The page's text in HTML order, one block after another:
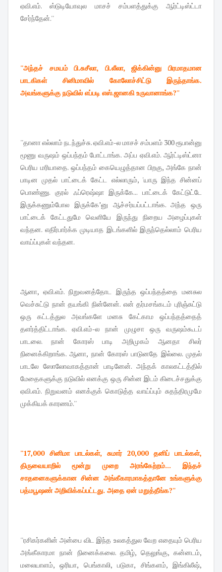
ஏவி.எம். ஸ்டுடியோவுல மாசச் சம்பளத்துக்கு ஆர்ட்டிஸ்ட்டா
சேர்ந்தேன்.''
''அந்தச் சமயம் பி.சுசீலா, பி.லீலா, ஜிக்கின்னு பிரமாதமான
பாடகிகள் சினிமாவில் கோலோச்சிட்டு இருந்தாங்க.
அவங்களுக்கு நடுவில் எப்படி எஸ்.ஜானகி உருவானாங்க?''
''தானா எல்லாம் நடந்துச்சு. ஏவி.எம்-ல மாசச் சம்பளம் 300 ரூபான்னு
மூணு வருஷம் ஒப்பந்தம் போட்டாங்க. அப்ப ஏவி.எம். ஆர்ட்டிஸ்ட்னா
பெரிய மரியாதை. ஒப்பந்தம் கையெழுத்தான பிறகு, அங்கே நான்
பாடின முதல் பாட்டைக் கேட்ட எல்லாரும், 'யாரு இந்த சின்னப்
பொண்ணு. குரல் ஃப்ரெஷ்ஷா இருக்கே... பாட்டைக் கேட்டுட்டே
இருக்கணும்போல இருக்கே’னு ஆச்சர்யப்பட்டாங்க. அந்த ஒரு
பாட்டைக் கேட்டதுமே வெளியே இருந்து நிறைய அழைப்புகள்
வந்தன. எதிர்பார்க்க முடியாத இடங்களில் இருந்தெல்லாம் பெரிய
வாய்ப்புகள் வந்தன.
ஆனா, ஏவி.எம். நிறுவனத்தோட இருந்த ஒப்பந்தத்தை மனசுல
வெச்சுட்டு நான் தயங்கி நின்னேன். என் தர்மசங்கடம் புரிஞ்சுட்டு
ஒரு கட்டத்துல அவங்களே மனசு கேட்காம ஒப்பந்தத்தைத்
தளர்த்திட்டாங்க. ஏவி.எம்-ல நான் முழுசா ஒரு வருஷம்கூடப்
பாடலை. நான் கோரஸ் பாடி அறிமுகம் ஆனதா சிலர்
நினைக்கிறாங்க. ஆனா, நான் கோரஸ் பாடுனதே இல்லை. முதல்
பாடலே ஸோலோவாகத்தான் பாடினேன். அந்தக் காலகட்டத்தில்
மேதைகளுக்கு நடுவில் எனக்கு ஒரு சின்ன இடம் கிடைச்சதுக்கு
ஏவி.எம். நிறுவனம் எனக்குக் கொடுத்த வாய்ப்பும் சுதந்திரமுமே
முக்கியக் காரணம்.''
''17,000 சினிமா பாடல்கள், சுமார் 20,000 தனிப் பாடல்கள்,
திருவையாறில் மூன்று முறை அரங்கேற்றம்... இந்தச்
சாதனைகளுக்கான சின்ன அங்கீகாரமாகத்தானே உங்களுக்கு
பத்மபூஷண் அறிவிக்கப்பட்டது. அதை ஏன் மறுத்தீங்க?''
''ரசிகர்களின் அன்பை விட இந்த உலகத்துல வேற எதையும் பெரிய
அங்கீகாரமா நான் நினைக்கலை. தமிழ், தெலுங்கு, கன்னடம்,
மலையாளம், ஒரியா, பெங்காலி, படுகா, சிங்களம், இங்கிலீஷ்,